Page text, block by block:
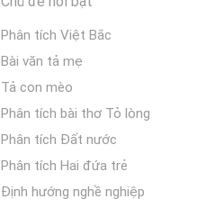
Phân tích Việt Bắc
Bài văn tả mẹ
Tả con mèo
Phân tích bài thơ Tỏ lòng
Phân tích Đất nước
Phân tích Hai đứa trẻ
Định hướng nghề nghiệp